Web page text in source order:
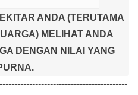
ANDA (TERUTAMA
MELIHAT ANDA
DENGAN NILAI YANG